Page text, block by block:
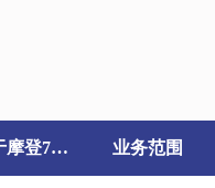
关于摩登7娱乐 业务范围